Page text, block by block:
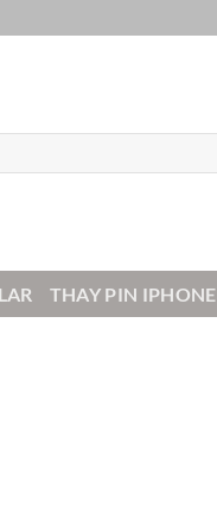
THAY PIN IPHONE